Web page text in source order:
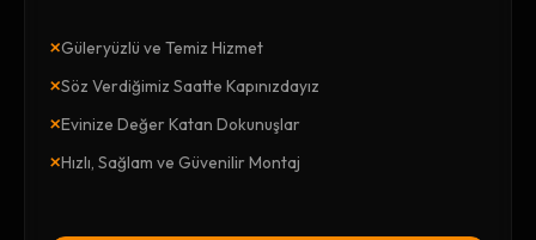
×Güleryüzlü ve Temiz Hizmet
×Söz Verdiğimiz Saatte Kapınızdayız
×Evinize Değer Katan Dokunuşlar
×Hızlı, Sağlam ve Güvenilir Montaj